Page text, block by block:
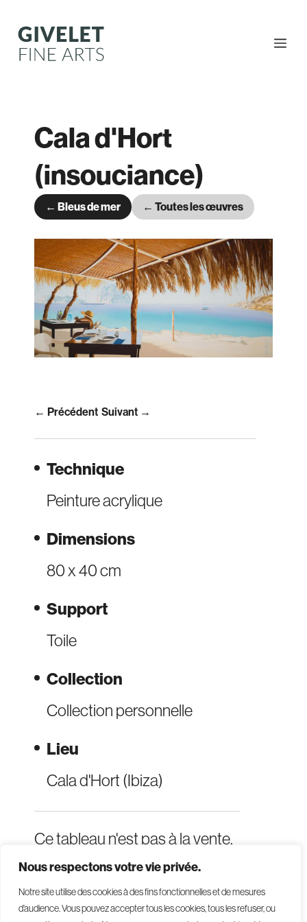
Nous respectons votre vie privée.
Notre site utilise des cookies à des fins fonctionnelles et de mesures
d’audience. Vous pouvez accepter tous les cookies, tous les refuser, ou
contenu
Cala d'Hort
(insouciance)
← Bleus de mer ← Toutes les œuvres
Technique
Peinture acrylique
Dimensions
80 x 40 cm
Support
Toile
Collection
Collection personnelle
Lieu
Cala d'Hort (Ibiza)
Ce tableau n'est pas à la vente.
← Précédent Suivant →